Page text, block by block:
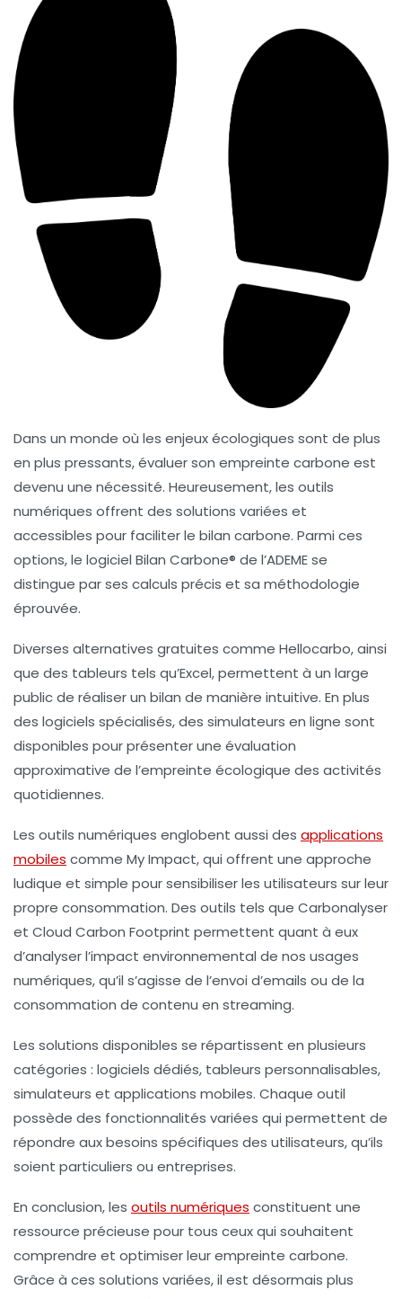
Dans un monde où les enjeux écologiques sont de plus
en plus pressants,évaluer son empreinte carbone est
devenu une nécessité. Heureusement, les outils
numériques offrent des solutions variées et
accessibles pour faciliter le bilan carbone. Parmi ces
options, le logiciel Bilan Carbone® de l’ADEME se
distingue par ses calculs précis et sa méthodologie
éprouvée.
Diverses alternatives gratuites comme Hellocarbo, ainsi
que des tableurs tels qu’Excel, permettent à un large
public de réaliser un bilan de manière intuitive. En plus
des logiciels spécialisés, des simulateurs en ligne sont
disponibles pour présenter une évaluation
approximative de l’empreinte écologique des activités
quotidiennes.
Les outils numériques englobent aussi des applications
mobiles comme My Impact, qui offrent une approche
ludique et simple pour sensibiliser les utilisateurs sur leur
propre consommation. Des outils tels que Carbonalyser
et Cloud Carbon Footprint permettent quant à eux
d’analyser l’impact environnemental de nos usages
numériques, qu’il s’agisse de l’envoi d’emails ou de la
consommation de contenu en streaming.
Les solutions disponibles se répartissent en plusieurs
catégories : logiciels dédiés, tableurs personnalisables,
simulateurs et applications mobiles. Chaque outil
possède des fonctionnalités variées qui permettent de
répondre aux besoins spécifiques des utilisateurs, qu’ils
soient particuliers ou entreprises.
En conclusion, les outils numériques constituent une
ressource précieuse pour tous ceux qui souhaitent
comprendre et optimiser leur empreinte carbone.
Grâce à ces solutions variées, il est désormais plus